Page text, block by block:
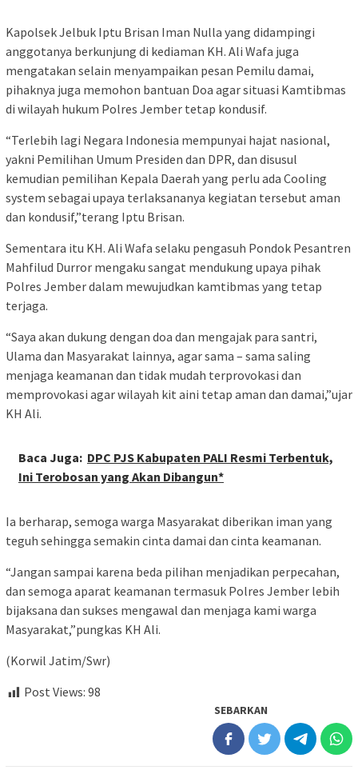
Kapolsek Jelbuk Iptu Brisan Iman Nulla yang didampingi
anggotanya berkunjung di kediaman KH. Ali Wafa juga
mengatakan selain menyampaikan pesan Pemilu damai,
pihaknya juga memohon bantuan Doa agar situasi Kamtibmas
di wilayah hukum Polres Jember tetap kondusif.
“Terlebih lagi Negara Indonesia mempunyai hajat nasional,
yakni Pemilihan Umum Presiden dan DPR, dan disusul
kemudian pemilihan Kepala Daerah yang perlu ada Cooling
system sebagai upaya terlaksananya kegiatan tersebut aman
dan kondusif,”terang Iptu Brisan.
Sementara itu KH. Ali Wafa selaku pengasuh Pondok Pesantren
Mahfilud Durror mengaku sangat mendukung upaya pihak
Polres Jember dalam mewujudkan kamtibmas yang tetap
terjaga.
“Saya akan dukung dengan doa dan mengajak para santri,
Ulama dan Masyarakat lainnya, agar sama – sama saling
menjaga keamanan dan tidak mudah terprovokasi dan
memprovokasi agar wilayah kit aini tetap aman dan damai,”ujar
KH Ali.
Baca Juga: DPC PJS Kabupaten PALI Resmi Terbentuk,
Ini Terobosan yang Akan Dibangun*
Ia berharap, semoga warga Masyarakat diberikan iman yang
teguh sehingga semakin cinta damai dan cinta keamanan.
“Jangan sampai karena beda pilihan menjadikan perpecahan,
dan semoga aparat keamanan termasuk Polres Jember lebih
bijaksana dan sukses mengawal dan menjaga kami warga
Masyarakat,”pungkas KH Ali.
(Korwil Jatim/Swr)
Post Views: 98
SEBARKAN